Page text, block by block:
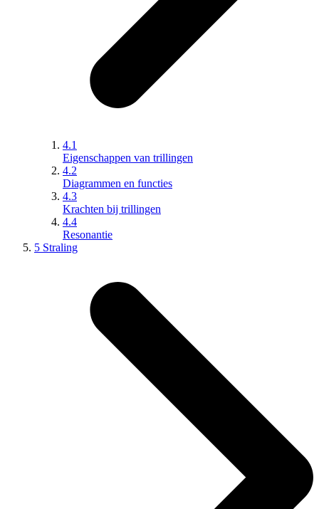
4.1
Eigenschappen van trillingen
4.2
Diagrammen en functies
4.3
Krachten bij trillingen
4.4
Resonantie
5 Straling